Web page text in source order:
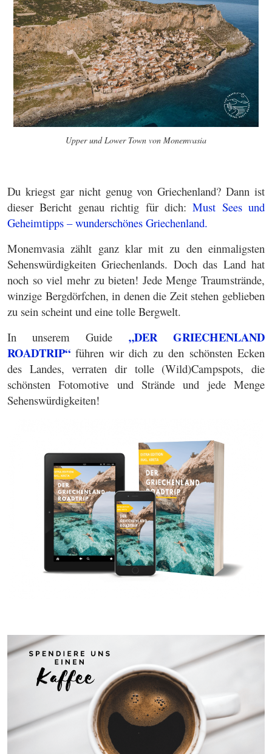
Upper und Lower Town von Monemvasia
Du kriegst gar nicht genug von Griechenland? Dann ist
dieser Bericht genau richtig für dich:Must Sees und
Geheimtipps – wunderschönes Griechenland.
Monemvasia zählt ganz klar mit zu den einmaligsten
Sehenswürdigkeiten Griechenlands. Doch das Land hat
noch so viel mehr zu bieten! Jede Menge Traumstrände,
winzige Bergdörfchen, in denen die Zeit stehen geblieben
zu sein scheint und eine tolle Bergwelt.
In unserem Guide
„DER GRIECHENLAND
ROADTRIP“ führen wir dich zu den schönsten Ecken
des Landes, verraten dir tolle (Wild)Campspots, die
schönsten Fotomotive und Strände und jede Menge
Sehenswürdigkeiten!